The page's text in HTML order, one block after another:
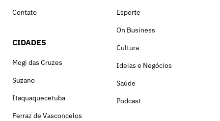
Contato
CIDADES
Mogi das Cruzes
Suzano
Itaquaquecetuba
Ferraz de Vasconcelos
Esporte
On Business
Cultura
Ideias e Negócios
Saúde
Podcast